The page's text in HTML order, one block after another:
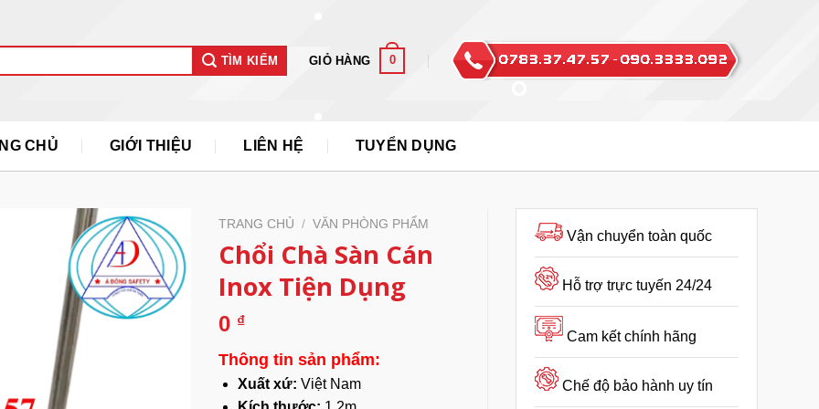
TÌM KIẾM GIỎ HÀNG 0
CHỦ GIỚI THIỆU LIÊN HỆ TUYỂN DỤNG
TRANG CHỦ / VĂN PHÒNG PHẨM
Chổi Chà Sàn Cán
Inox Tiện Dụng
0 ₫
Thông tin sản phẩm:
Xuất xứ: Việt Nam
Vận chuyển toàn quốc
Hỗ trợ trực tuyến 24/24
Cam kết chính hãng
Chế độ bảo hành uy tín